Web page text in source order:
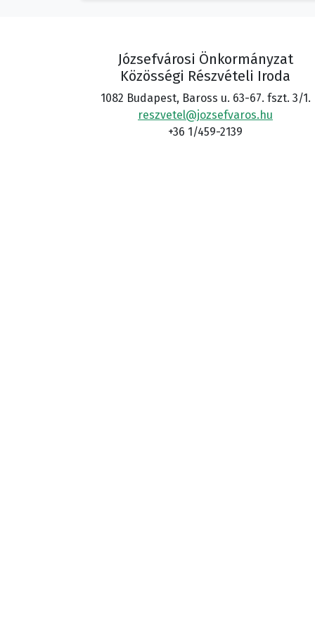
Józsefvárosi Önkormányzat
Közösségi Részvételi Iroda
1082 Budapest, Baross u. 63-67. fszt. 3/1.
reszvetel@jozsefvaros.hu
+36 1/459-2139